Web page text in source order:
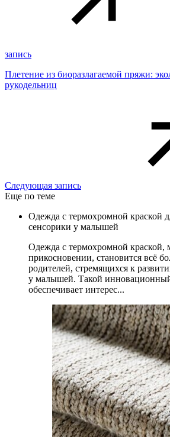
запись
Плетение из биоразлагаемой пряжи:
рукодельниц
Следующая запись
Еще по теме
Одежда с термохромной краской
сенсорики у малышей
Одежда с термохромной
прикосновении, становится всё
родителей, стремящихся к
у малышей. Такой
обеспечивает интерес...